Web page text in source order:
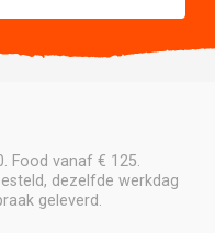
Food vanaf € 125.
dezelfde werkdag
geleverd.